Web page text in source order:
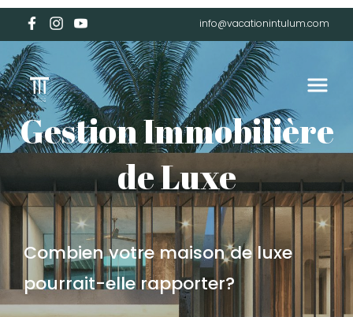
info@vacationintulum.com
Gestion Immobilière
de Luxe
Combien votre maison de luxe
pourrait-elle rapporter?